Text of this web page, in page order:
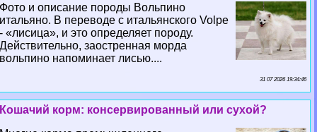
Фото и описание породы Вольпино
итальяно. В переводе с итальянского Volpe
- «лисица», и это определяет породу.
Действительно, заостренная морда
вольпино напоминает лисью....
31 07 2026 19:34:46
Кошачий корм: консервированный или сухой?